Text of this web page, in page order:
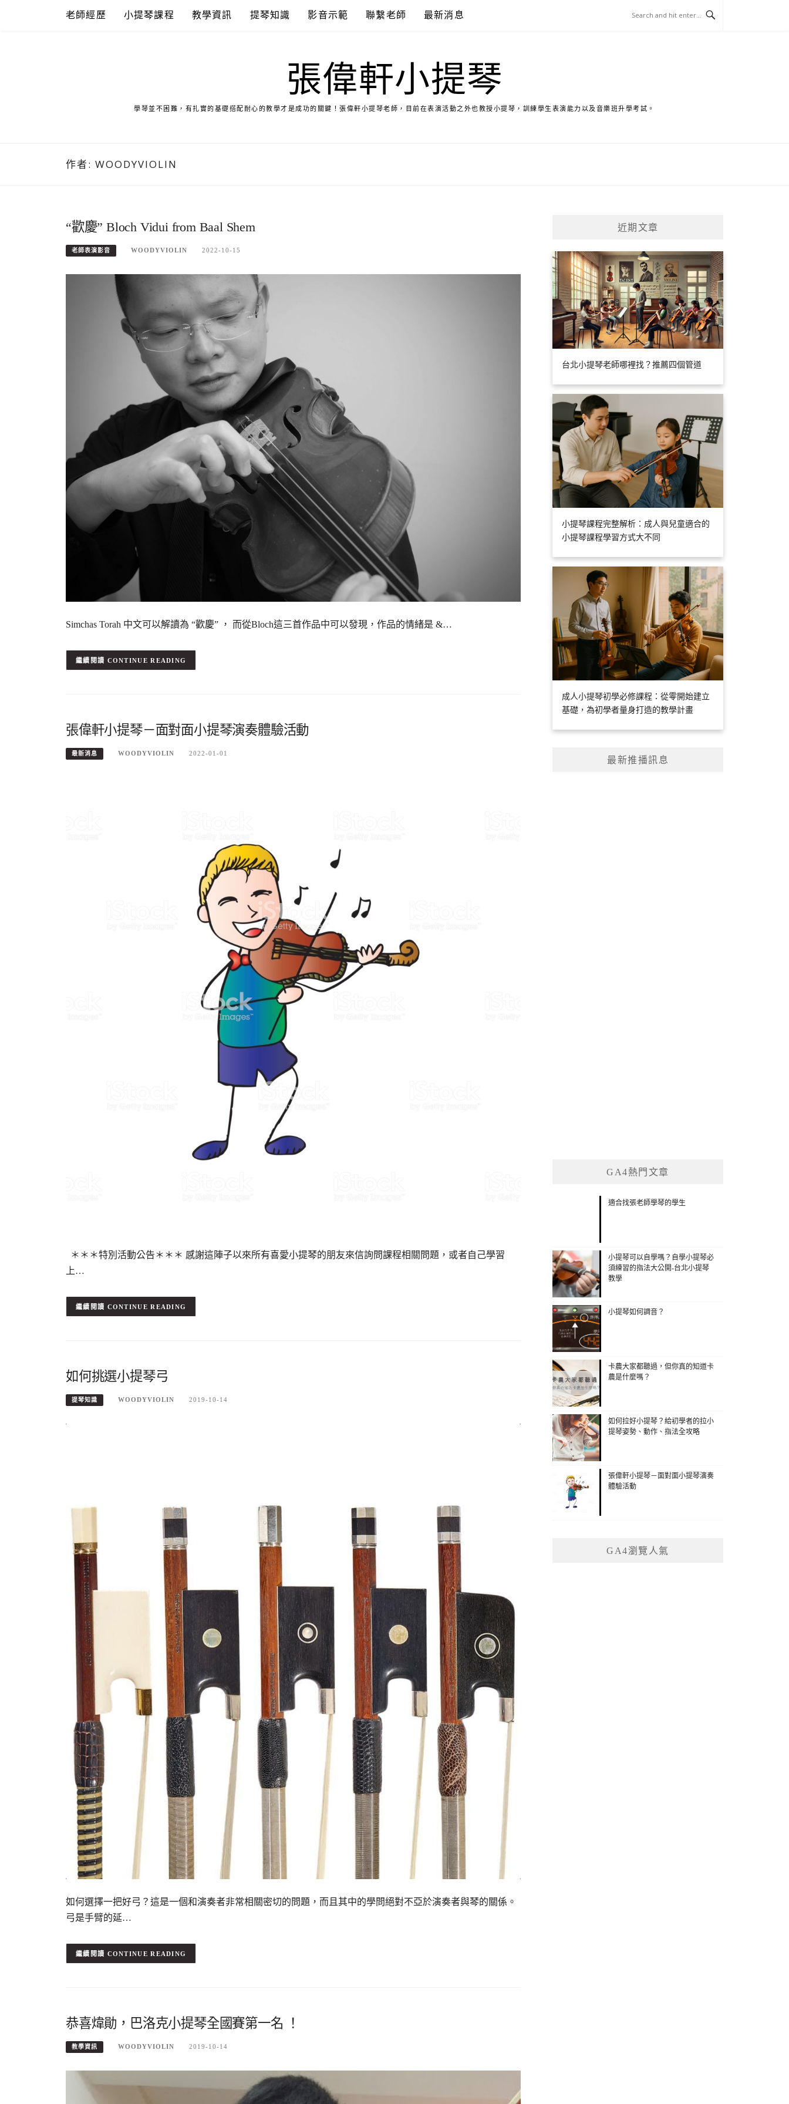
老師經歷 小提琴課程 教學資訊 提琴知識 影音示範 聯繫老師 最新消息
張偉軒小提琴
學琴並不困難，有扎實的基礎搭配耐心的教學才是成功的關鍵！張偉軒小提琴老師，目前在表演活動之外也教授小提琴，訓練學生表演能力以及音樂班升學考試。
作者: WOODYVIOLIN
“歡慶” Bloch Vidui from Baal Shem
老師表演影音 WOODYVIOLIN 2022-10-15
Simchas Torah 中文可以解讀為 “歡慶” ， 而從Bloch這三首作品中可以發現，作品的情緒是 &…
CONTINUE READING
張偉軒小提琴－面對面小提琴演奏體驗活動
最新消息 WOODYVIOLIN 2022-01-01
＊＊＊特別活動公告＊＊＊ 感謝這陣子以來所有喜愛小提琴的朋友來信詢問課程相關問題，或者自己學習
上…
CONTINUE READING
如何挑選小提琴弓
提琴知識 WOODYVIOLIN 2019-10-14
如何選擇一把好弓？這是一個和演奏者非常相關密切的問題，而且其中的學問絕對不亞於演奏者與琴的關係。
弓是手臂的延…
CONTINUE READING
恭喜煒勛，巴洛克小提琴全國賽第一名 ！
教學資訊 WOODYVIOLIN 2019-10-14
近期文章
台北小提琴老師哪裡找？推薦四個管道
小提琴課程完整解析：成人與兒童適合的
小提琴課程學習方式大不同
成人小提琴初學必修課程：從零開始建立
基礎，為初學者量身打造的教學計畫
最新推播訊息
GA4熱門文章
適合找張老師學琴的學生
小提琴可以自學嗎？自學小提琴必
須練習的指法大公開-台北小提琴
教學
小提琴如何調音？
卡農大家都聽過，但你真的知道卡
農是什麼嗎？
如何拉好小提琴？給初學者的拉小
提琴姿勢、動作、指法全攻略
張偉軒小提琴－面對面小提琴演奏
體驗活動
GA4瀏覽人氣